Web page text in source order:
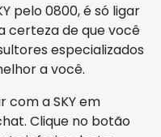
pelo 0800, é só ligar
certeza de que você
especializados
a você.
a SKY em
Clique no botão